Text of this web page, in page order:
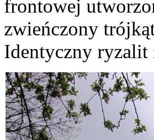
frontowej
zwieńczony
Identyczny ryzalit